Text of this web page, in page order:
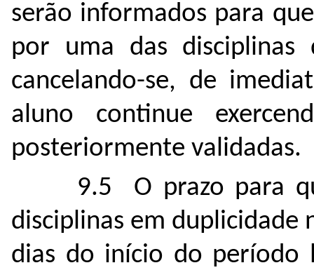
serão informados para
por uma das
cancelando-se, de
aluno continue
posteriormente validadas.
9.5 O prazo para
disciplinas em
dias do início do período